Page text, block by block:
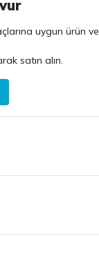
uygun ürün
satın alın.